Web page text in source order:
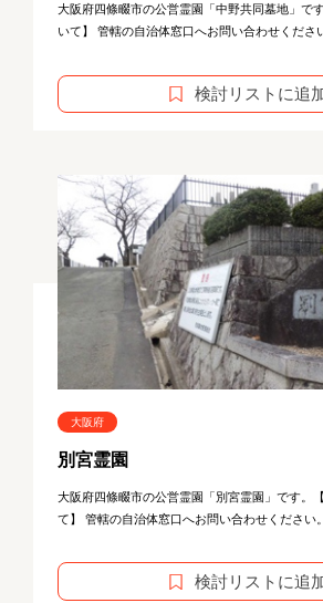
大阪府四條畷市の公営霊園「中野共同墓地」で
いて】 管轄の自治体窓口へお問い合わせくださ
検討リストに追
大阪府
別宮霊園
大阪府四條畷市の公営霊園「別宮霊園」です。
て】 管轄の自治体窓口へお問い合わせください
検討リストに追